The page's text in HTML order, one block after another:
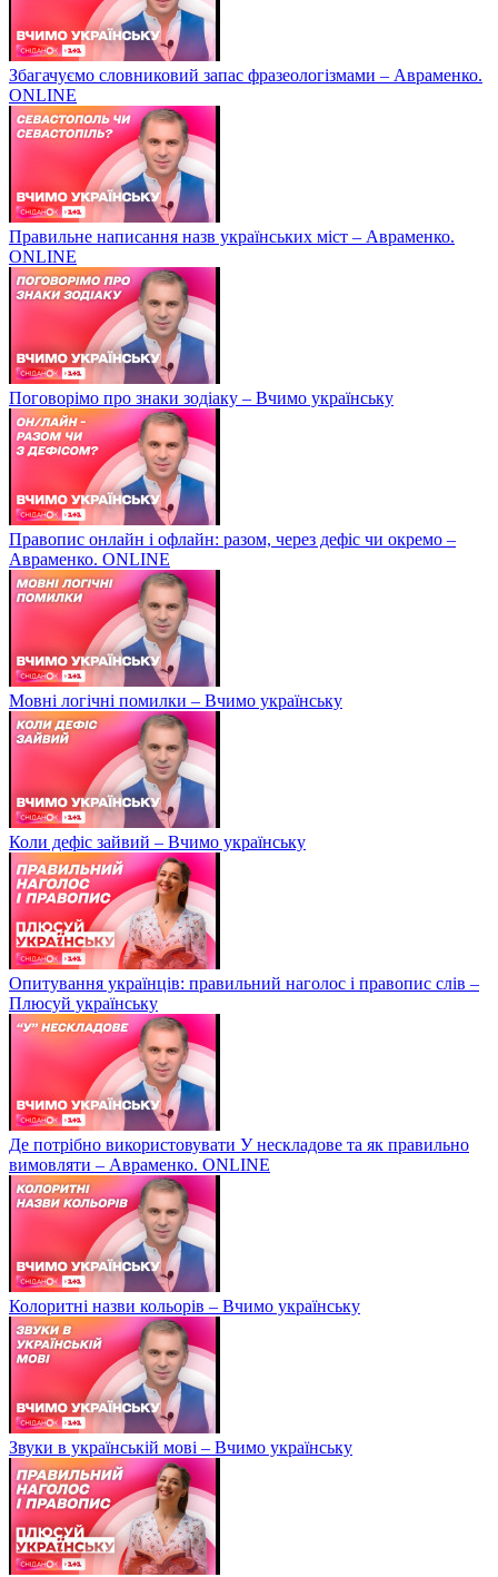
Збагачуємо словниковий запас фразеологізмами – Авраменко.
ONLINE
Правильне написання назв українських міст – Авраменко.
ONLINE
Поговорімо про знаки зодіаку – Вчимо українську
Правопис онлайн і офлайн: разом, через дефіс чи окремо –
Авраменко. ONLINE
Мовні логічні помилки – Вчимо українську
Коли дефіс зайвий – Вчимо українську
Опитування українців: правильний наголос і правопис слів –
Плюсуй українську
Де потрібно використовувати У нескладове та як правильно
вимовляти – Авраменко. ONLINE
Колоритні назви кольорів – Вчимо українську
Звуки в українській мові – Вчимо українську